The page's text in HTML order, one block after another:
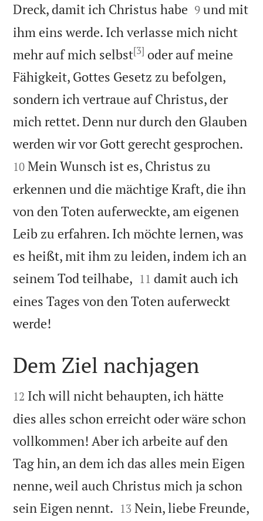
Dreck, damit ich Christus habe 

9 und mit
ihm eins werde. Ich verlasse mich nicht
mehr auf mich selbst[3] oder auf meine
Fähigkeit, Gottes Gesetz zu befolgen,
sondern ich vertraue auf Christus, der
mich rettet. Denn nur durch den Glauben
werden wir vor Gott gerecht gesprochen.
10 Mein Wunsch ist es, Christus zu
erkennen und die mächtige Kraft, die ihn
von den Toten auferweckte, am eigenen
Leib zu erfahren. Ich möchte lernen, was
es heißt, mit ihm zu leiden, indem ich an
seinem Tod teilhabe, 

11 damit auch ich
eines Tages von den Toten auferweckt
werde!

Dem Ziel nachjagen

12 Ich will nicht behaupten, ich hätte
dies alles schon erreicht oder wäre schon
vollkommen! Aber ich arbeite auf den
Tag hin, an dem ich das alles mein Eigen
nenne, weil auch Christus mich ja schon
sein Eigen nennt. 

13 Nein, liebe Freunde,